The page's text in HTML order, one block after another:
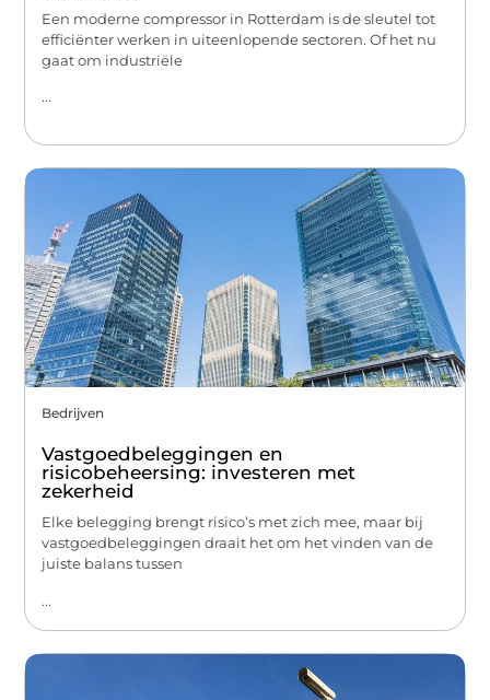
Een moderne compressor in Rotterdam is de sleutel tot
efficiënter werken in uiteenlopende sectoren. Of het nu
gaat om industriële
...
Bedrijven
Vastgoedbeleggingen en
risicobeheersing: investeren met
zekerheid
Elke belegging brengt risico’s met zich mee, maar bij
vastgoedbeleggingen draait het om het vinden van de
juiste balans tussen
...